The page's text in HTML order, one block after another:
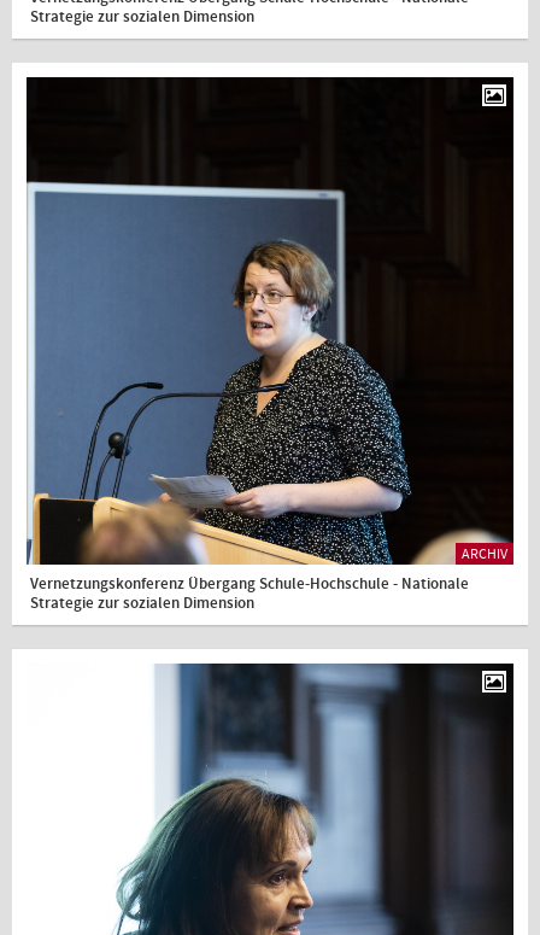
Strategie zur sozialen Dimension
ARCHIV
Vernetzungskonferenz Übergang Schule-Hochschule - Nationale
Strategie zur sozialen Dimension